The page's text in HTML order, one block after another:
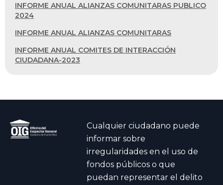
INFORME ANUAL ALIANZAS COMUNITARAS PUBLICO
2024
INFORME ANUAL ALIANZAS COMUNITARAS
INFORME ANUAL COMITES DE INTERACCIÓN
CIUDADANA-2023
Cualquier ciudadano puede
informar sobre
irregularidades en el uso de
fondos públicos o que
puedan representar el delito